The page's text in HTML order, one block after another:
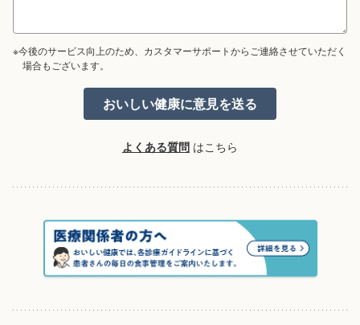
※今後のサービス向上のため、カスタマーサポートからご連絡させていただく
場合もございます。
よくある質問 はこちら